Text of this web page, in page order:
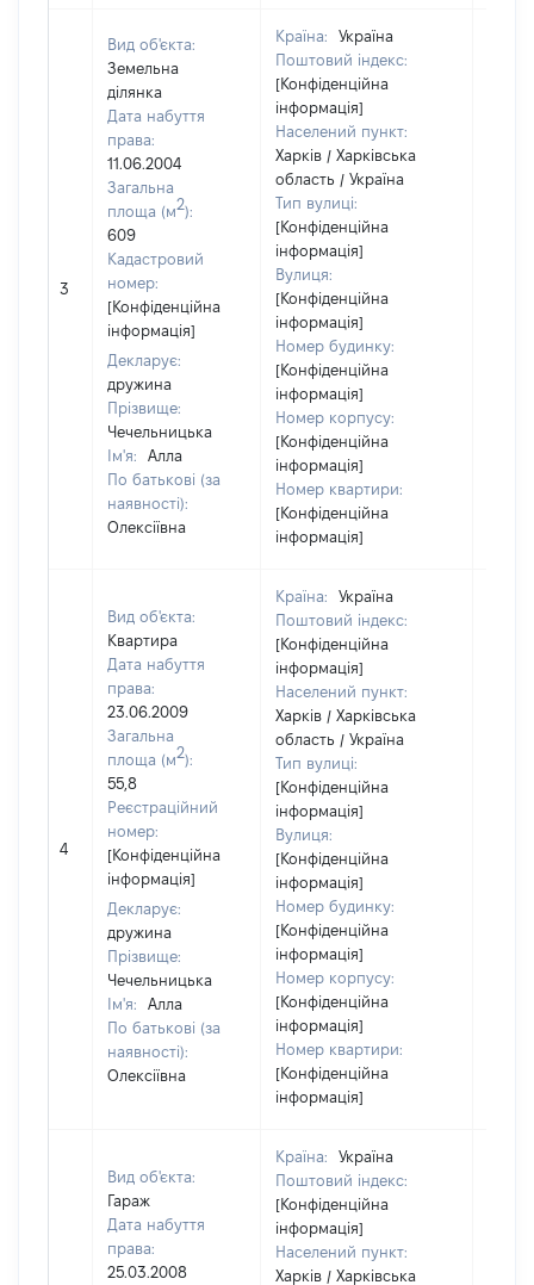
3
Вид об'єкта:
Земельна
ділянка
Дата набуття
права:
11.06.2004
Загальна
площа (м2):
609
Кадастровий
номер:
[Конфіденційна
інформація]
Декларує:
дружина
Прізвище:
Чечельницька
Ім'я:
Алла
По батькові (за
наявності):
Олексіївна
Країна:
Україна
Поштовий індекс:
[Конфіденційна
інформація]
Населений пункт:
Харків / Харківська
область / Україна
Тип вулиці:
[Конфіденційна
інформація]
Вулиця:
[Конфіденційна
інформація]
Номер будинку:
[Конфіденційна
інформація]
Номер корпусу:
[Конфіденційна
інформація]
Номер квартири:
[Конфіденційна
інформація]
4
Вид об'єкта:
Квартира
Дата набуття
права:
23.06.2009
Загальна
площа (м2):
55,8
Реєстраційний
номер:
[Конфіденційна
інформація]
Декларує:
дружина
Прізвище:
Чечельницька
Ім'я:
Алла
По батькові (за
наявності):
Олексіївна
Країна:
Україна
Поштовий індекс:
[Конфіденційна
інформація]
Населений пункт:
Харків / Харківська
область / Україна
Тип вулиці:
[Конфіденційна
інформація]
Вулиця:
[Конфіденційна
інформація]
Номер будинку:
[Конфіденційна
інформація]
Номер корпусу:
[Конфіденційна
інформація]
Номер квартири:
[Конфіденційна
інформація]
Вид об'єкта:
Гараж
Дата набуття
права:
25.03.2008
Країна:
Україна
Поштовий індекс:
[Конфіденційна
інформація]
Населений пункт:
Харків / Харківська